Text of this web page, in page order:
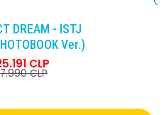
DREAM - ISTJ
Ver.)
CLP
CLP